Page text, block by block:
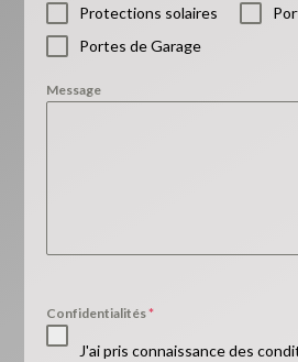
Protections solaires
Portes de Garage
Message
Confidentialités*
J'ai pris connaissance des